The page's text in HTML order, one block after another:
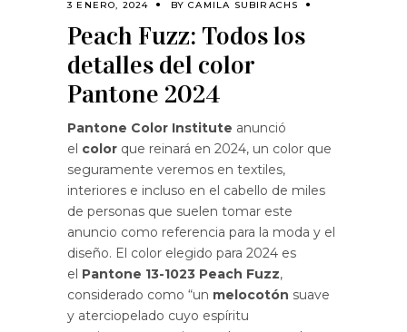
3 ENERO, 2024 BYCAMILA SUBIRACHS
Peach Fuzz: Todos los
detalles del color
Pantone 2024
Pantone Color Institute anunció
el color que reinará en 2024, un color que
seguramente veremos en textiles,
interiores e incluso en el cabello de miles
de personas que suelen tomar este
anuncio como referencia para la moda y el
diseño. El color elegido para 2024 es
el Pantone 13-1023 Peach Fuzz,
considerado como “un melocotón suave
y aterciopelado cuyo espíritu